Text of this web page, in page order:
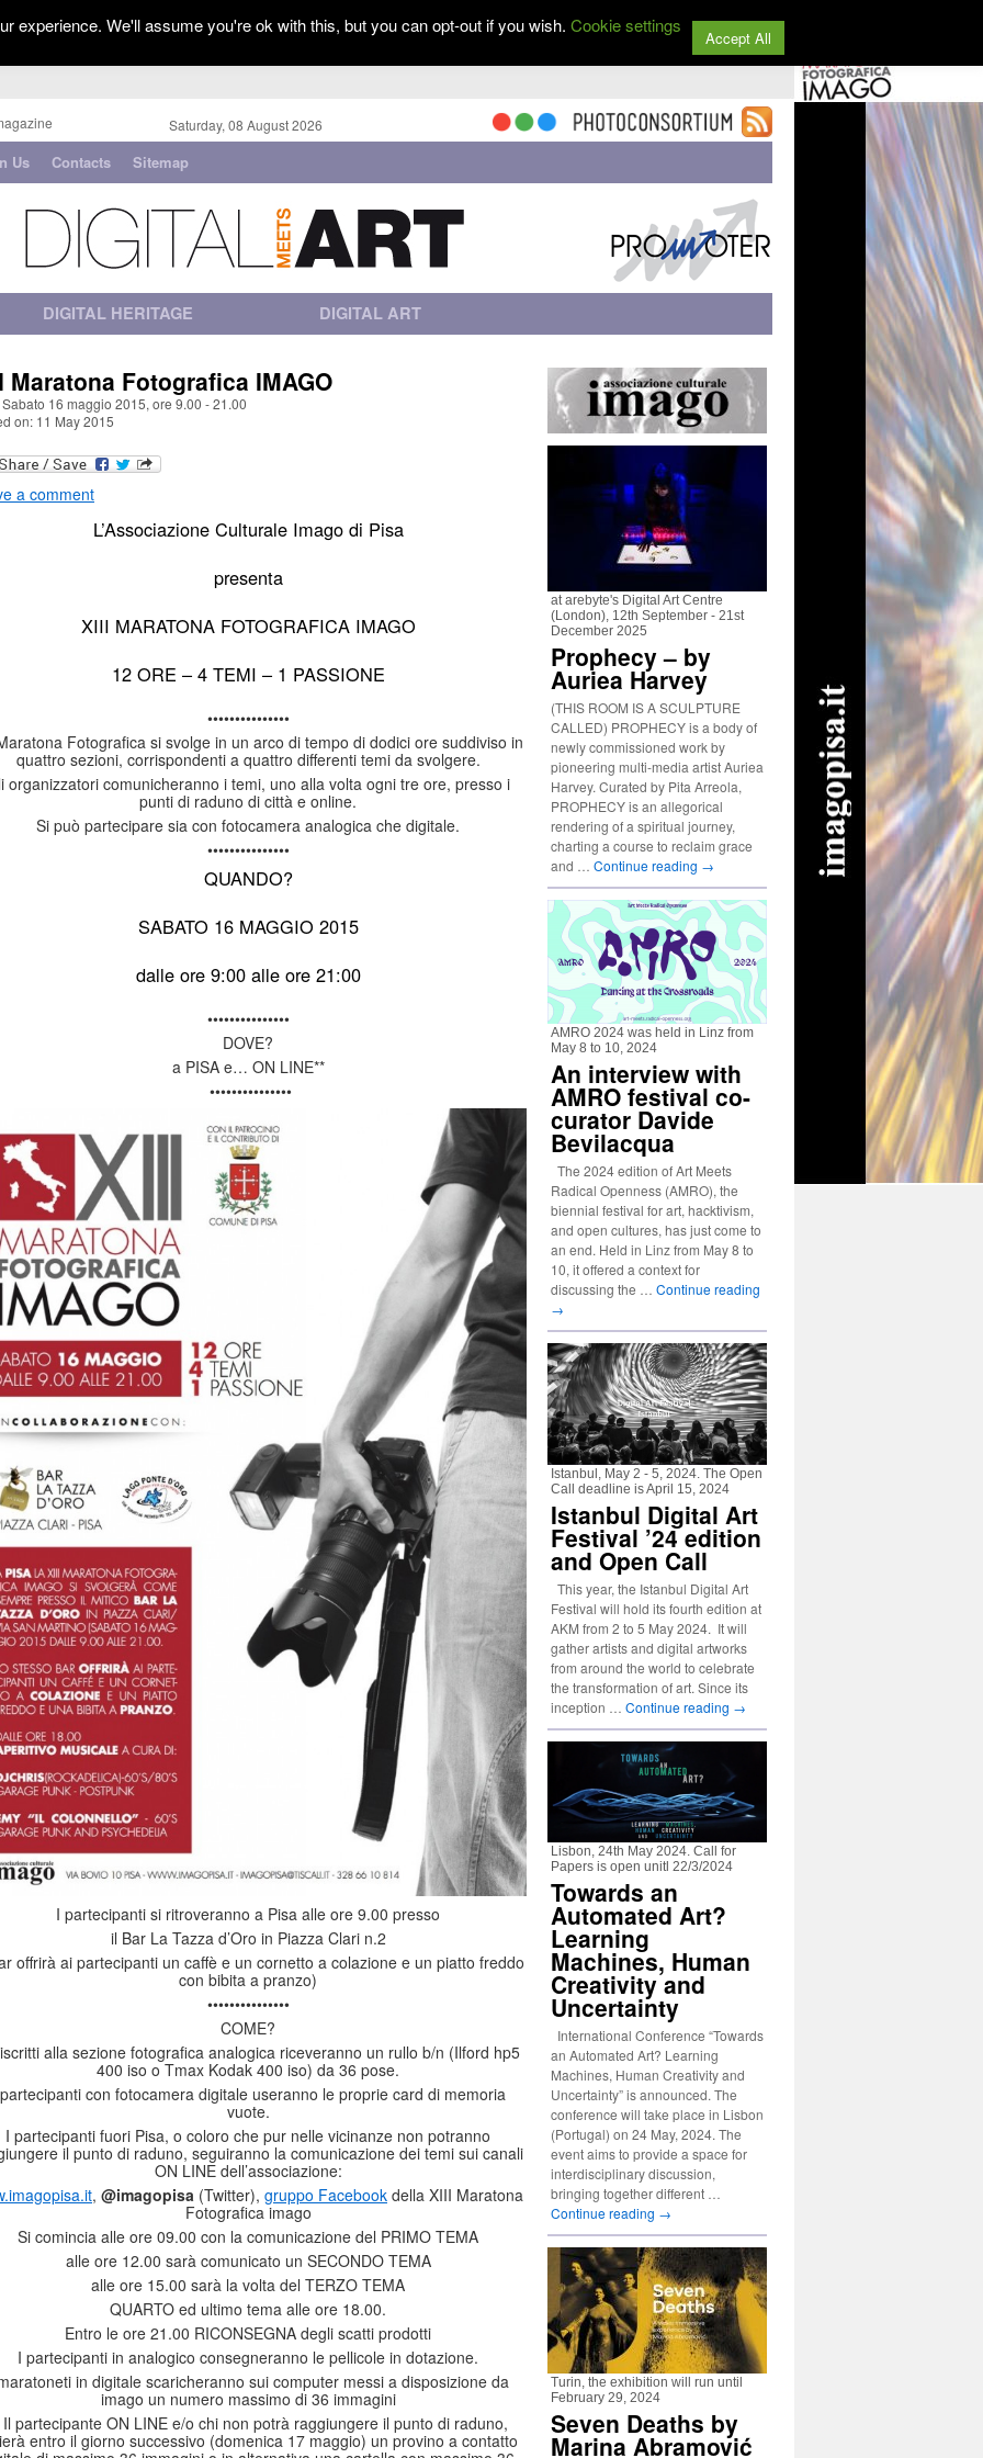
Saturday, 08 August 2026
Us Contacts Sitemap
DIGITAL HERITAGE DIGITAL ART
Maratona Fotografica IMAGO
16 maggio 2015, ore 9.00 - 21.00
on: 11 May 2015
a comment
L’Associazione Culturale Imago di Pisa
presenta
XIII MARATONA FOTOGRAFICA IMAGO
12 ORE – 4 TEMI – 1 PASSIONE
•••••••••••••••
Fotografica si svolge in un arco di tempo di dodici ore suddiviso in
quattro sezioni, corrispondenti a quattro differenti temi da svolgere.
organizzatori comunicheranno i temi, uno alla volta ogni tre ore, presso i
punti di raduno di città e online.
Si può partecipare sia con fotocamera analogica che digitale.
•••••••••••••••
QUANDO?
SABATO 16 MAGGIO 2015
dalle ore 9:00 alle ore 21:00
•••••••••••••••
DOVE?
a PISA e… ON LINE**
•••••••••••••••
I partecipanti si ritroveranno a Pisa alle ore 9.00 presso
il Bar La Tazza d’Oro in Piazza Clari n.2
offrirà ai partecipanti un caffè e un cornetto a colazione e un piatto freddo
con bibita a pranzo)
•••••••••••••••
COME?
alla sezione fotografica analogica riceveranno un rullo b/n (Ilford hp5
400 iso o Tmax Kodak 400 iso) da 36 pose.
con fotocamera digitale useranno le proprie card di memoria
vuote.
I partecipanti fuori Pisa, o coloro che pur nelle vicinanze non potranno
il punto di raduno, seguiranno la comunicazione dei temi sui canali
ON LINE dell’associazione:
, @imagopisa (Twitter), gruppo Facebook della XIII Maratona
Fotografica imago
Si comincia alle ore 09.00 con la comunicazione del PRIMO TEMA
alle ore 12.00 sarà comunicato un SECONDO TEMA
alle ore 15.00 sarà la volta del TERZO TEMA
QUARTO ed ultimo tema alle ore 18.00.
Entro le ore 21.00 RICONSEGNA degli scatti prodotti
I partecipanti in analogico consegneranno le pellicole in dotazione.
in digitale scaricheranno sui computer messi a disposizione da
imago un numero massimo di 36 immagini
Il partecipante ON LINE e/o chi non potrà raggiungere il punto di raduno,
entro il giorno successivo (domenica 17 maggio) un provino a contatto
at arebyte's Digital Art Centre
(London), 12th September - 21st
December 2025
Prophecy – by
Auriea Harvey
(THIS ROOM IS A SCULPTURE
CALLED) PROPHECY is a body of
newly commissioned work by
pioneering multi-media artist Auriea
Harvey. Curated by Pita Arreola,
PROPHECY is an allegorical
rendering of a spiritual journey,
charting a course to reclaim grace
and … Continue reading →
AMRO 2024 was held in Linz from
May 8 to 10, 2024
An interview with
AMRO festival co-
curator Davide
Bevilacqua
The 2024 edition of Art Meets
Radical Openness (AMRO), the
biennial festival for art, hacktivism,
and open cultures, has just come to
an end. Held in Linz from May 8 to
10, it offered a context for
discussing the … Continue reading
→
Istanbul, May 2 - 5, 2024. The Open
Call deadline is April 15, 2024
Istanbul Digital Art
Festival ’24 edition
and Open Call
This year, the Istanbul Digital Art
Festival will hold its fourth edition at
AKM from 2 to 5 May 2024. It will
gather artists and digital artworks
from around the world to celebrate
the transformation of art. Since its
inception … Continue reading →
Lisbon, 24th May 2024. Call for
Papers is open unitl 22/3/2024
Towards an
Automated Art?
Learning
Machines, Human
Creativity and
Uncertainty
International Conference “Towards
an Automated Art? Learning
Machines, Human Creativity and
Uncertainty” is announced. The
conference will take place in Lisbon
(Portugal) on 24 May, 2024. The
event aims to provide a space for
interdisciplinary discussion,
bringing together different …
Continue reading →
Turin, the exhibition will run until
February 29, 2024
Seven Deaths by
Marina Abramović
experience. We'll assume you're ok with this, but you can opt-out if you wish. Cookie settings
Accept All